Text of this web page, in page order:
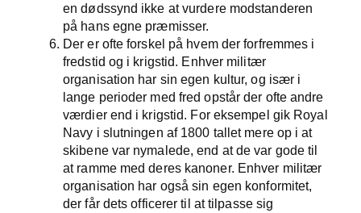
en dødssynd ikke at vurdere modstanderen
på hans egne præmisser.
Der er ofte forskel på hvem der forfremmes i
fredstid og i krigstid. Enhver militær
organisation har sin egen kultur, og især i
lange perioder med fred opstår der ofte andre
værdier end i krigstid. For eksempel gik Royal
Navy i slutningen af 1800 tallet mere op i at
skibene var nymalede, end at de var gode til
at ramme med deres kanoner. Enhver militær
organisation har også sin egen konformitet,
der får dets officerer til at tilpasse sig